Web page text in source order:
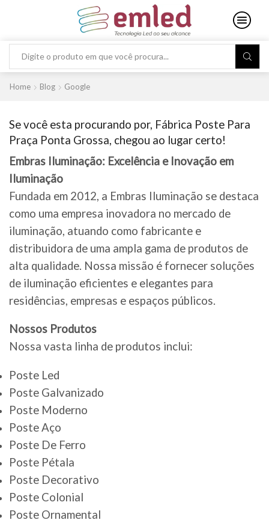
Search
input
Home Blog Google
Se você esta procurando por, Fábrica Poste Para
Praça Ponta Grossa, chegou ao lugar certo!
Embras Iluminação: Excelência e Inovação em
Iluminação
Fundada em 2012, a Embras Iluminação se destaca
como uma empresa inovadora no mercado de
iluminação, atuando como fabricante e
distribuidora de uma ampla gama de produtos de
alta qualidade. Nossa missão é fornecer soluções
de iluminação eficientes e elegantes para
residências, empresas e espaços públicos.
Nossos Produtos
Nossa vasta linha de produtos inclui:
Poste Led
Poste Galvanizado
Poste Moderno
Poste Aço
Poste De Ferro
Poste Pétala
Poste Decorativo
Poste Colonial
Poste Ornamental